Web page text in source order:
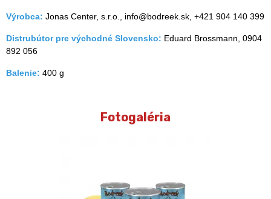
Výrobca: Jonas Center, s.r.o., info@bodreek.sk, +421 904 140 399
Distrubútor pre východné Slovensko: Eduard Brossmann, 0904
892 056
Balenie: 400 g
Fotogaléria